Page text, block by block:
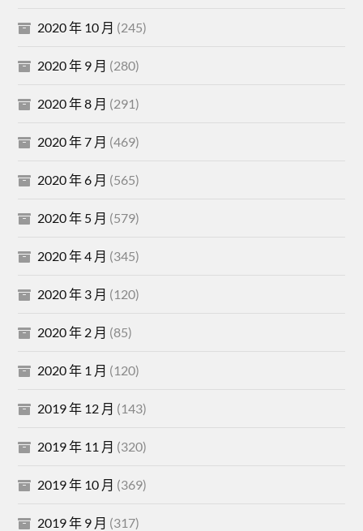
2020 年 10 月 (245)
2020 年 9 月 (280)
2020 年 8 月 (291)
2020 年 7 月 (469)
2020 年 6 月 (565)
2020 年 5 月 (579)
2020 年 4 月 (345)
2020 年 3 月 (120)
2020 年 2 月 (85)
2020 年 1 月 (120)
2019 年 12 月 (143)
2019 年 11 月 (320)
2019 年 10 月 (369)
2019 年 9 月 (317)